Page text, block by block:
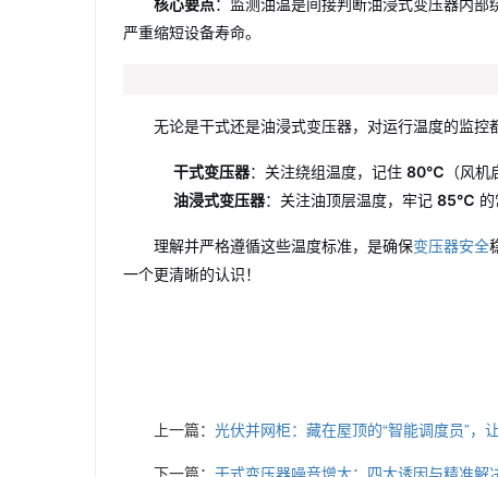
核心要点：监测油温是间接判断油浸式变压器内部
严重缩短设备寿命。
无论是干式还是油浸式变压器，对运行温度的监控
干式变压器：关注绕组温度，记住 80℃ （风机
油浸式变压器：关注油顶层温度，牢记 85℃
理解并严格遵循这些温度标准，是确保变压器安全
一个更清晰的认识！
上一篇： 光伏并网柜：藏在屋顶的“智能调度员”，